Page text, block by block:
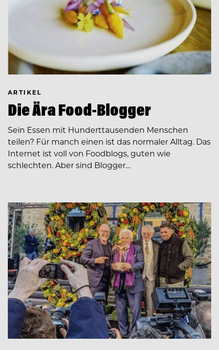
ARTIKEL
Die Ära Food-Blogger
Sein Essen mit Hunderttausenden Menschen
teilen? Für manch einen ist das normaler Alltag. Das
Internet ist voll von Foodblogs, guten wie
schlechten. Aber sind Blogger…